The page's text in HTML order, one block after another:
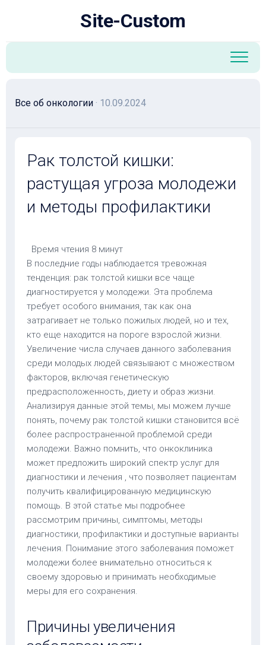
Site-Custom
Все об онкологии · 10.09.2024
Рак толстой кишки:
растущая угроза молодежи
и методы профилактики
Время чтения 8 минут
В последние годы наблюдается тревожная
тенденция: рак толстой кишки все чаще
диагностируется у молодежи. Эта проблема
требует особого внимания, так как она
затрагивает не только пожилых людей, но и тех,
кто еще находится на пороге взрослой жизни.
Увеличение числа случаев данного заболевания
среди молодых людей связывают с множеством
факторов, включая генетическую
предрасположенность, диету и образ жизни.
Анализируя данные этой темы, мы можем лучше
понять, почему рак толстой кишки становится всё
более распространенной проблемой среди
молодежи. Важно помнить, что онкоклиника
может предложить широкий спектр услуг для
диагностики и лечения , что позволяет пациентам
получить квалифицированную медицинскую
помощь. В этой статье мы подробнее
рассмотрим причины, симптомы, методы
диагностики, профилактики и доступные варианты
лечения. Понимание этого заболевания поможет
молодежи более внимательно относиться к
своему здоровью и принимать необходимые
меры для его сохранения.
Причины увеличения